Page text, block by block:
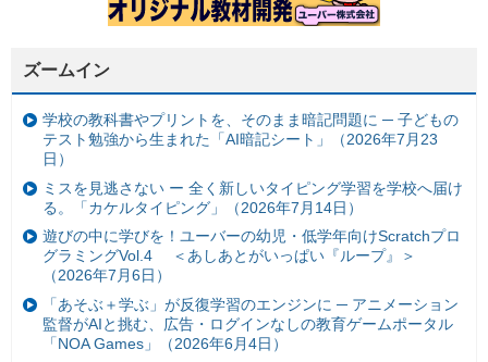
ズームイン
学校の教科書やプリントを、そのまま暗記問題に ─ 子どもの
テスト勉強から生まれた「AI暗記シート」（2026年7月23
日）
ミスを見逃さない ー 全く新しいタイピング学習を学校へ届け
る。「カケルタイピング」（2026年7月14日）
遊びの中に学びを！ユーバーの幼児・低学年向けScratchプロ
グラミングVol.4 ＜あしあとがいっぱい『ループ』＞
（2026年7月6日）
「あそぶ＋学ぶ」が反復学習のエンジンに ─ アニメーション
監督がAIと挑む、広告・ログインなしの教育ゲームポータル
「NOA Games」（2026年6月4日）